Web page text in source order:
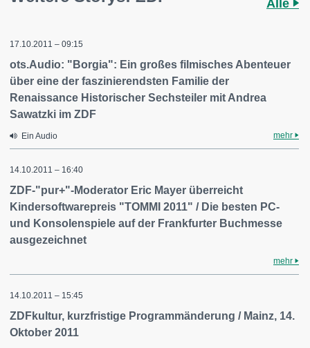
Alle
17.10.2011 – 09:15
ots.Audio: "Borgia": Ein großes filmisches Abenteuer
über eine der faszinierendsten Familie der
Renaissance Historischer Sechsteiler mit Andrea
Sawatzki im ZDF
Ein Audio mehr
14.10.2011 – 16:40
ZDF-"pur+"-Moderator Eric Mayer überreicht
Kindersoftwarepreis "TOMMI 2011" / Die besten PC-
und Konsolenspiele auf der Frankfurter Buchmesse
ausgezeichnet
mehr
14.10.2011 – 15:45
ZDFkultur, kurzfristige Programmänderung / Mainz, 14.
Oktober 2011